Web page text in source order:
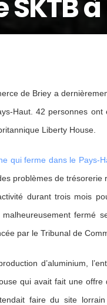
SKTB
de Briey a
Haut. 42 personnes
Liberty House.
qui ferme dans le Pays-
problèmes de
durant trois mois
fermé
par le Tribunal de
d’aluminium,
qui avait fait une
faire du site